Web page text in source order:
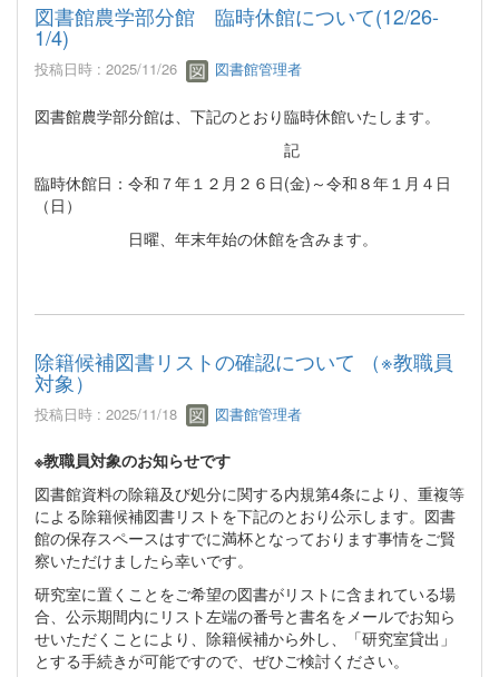
図書館農学部分館 臨時休館について(12/26-
1/4)
投稿日時 : 2025/11/26 図書館管理者
図書館農学部分館は、下記のとおり臨時休館いたします。
記
臨時休館日：令和７年１２月２６日(金)～令和８年１月４日
（日）
日曜、年末年始の休館を含みます。
除籍候補図書リストの確認について （※教職員
対象）
投稿日時 : 2025/11/18 図書館管理者
※教職員対象のお知らせです
図書館資料の除籍及び処分に関する内規第4条により、重複等
による除籍候補図書リストを下記のとおり公示します。図書
館の保存スペースはすでに満杯となっております事情をご賢
察いただけましたら幸いです。
研究室に置くことをご希望の図書がリストに含まれている場
合、公示期間内にリスト左端の番号と書名をメールでお知ら
せいただくことにより、除籍候補から外し、「研究室貸出」
とする手続きが可能ですので、ぜひご検討ください。